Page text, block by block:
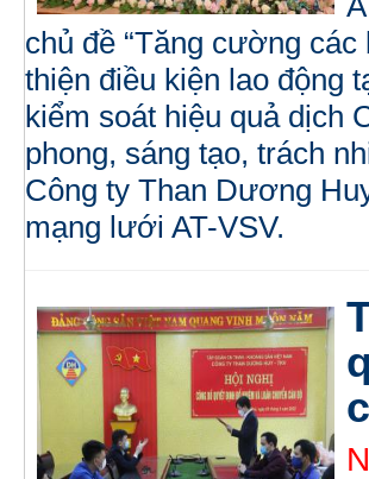
chủ đề “Tăng cường
thiện điều kiện lao động
kiểm soát hiệu quả dịch
phong, sáng tạo, trách
Công ty Than Dương
mạng lưới AT-VSV.